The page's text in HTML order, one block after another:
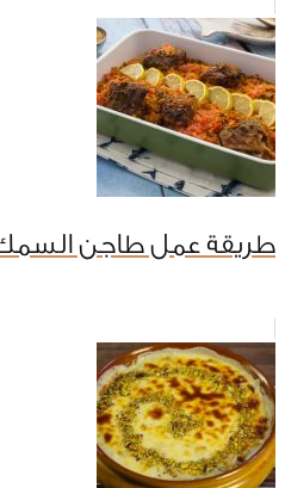
طريقة عمل طاجن السمك